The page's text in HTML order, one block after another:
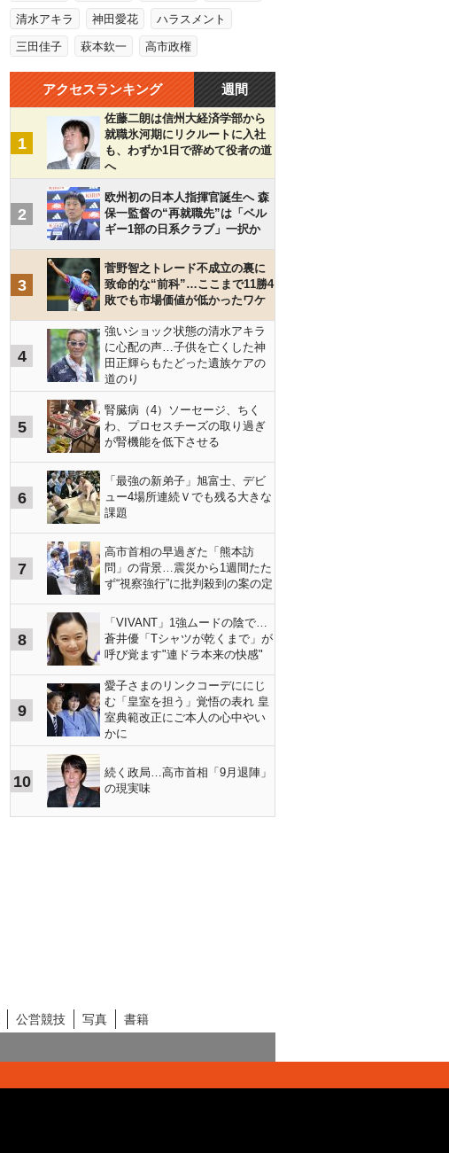
清水アキラ 神田愛花 ハラスメント
三田佳子 萩本欽一 高市政権
アクセスランキング 週間
1
佐藤二朗は信州大経済学部から
就職氷河期にリクルートに入社
も、わずか1日で辞めて役者の道
へ
2
欧州初の日本人指揮官誕生へ 森
保一監督の“再就職先”は「ベル
ギー1部の日系クラブ」一択か
3
菅野智之トレード不成立の裏に
致命的な“前科”…ここまで11勝4
敗でも市場価値が低かったワケ
4
強いショック状態の清水アキラ
に心配の声…子供を亡くした神
田正輝らもたどった遺族ケアの
道のり
5
腎臓病（4）ソーセージ、ちく
わ、プロセスチーズの取り過ぎ
が腎機能を低下させる
6
「最強の新弟子」旭富士、デビ
ュー4場所連続Ｖでも残る大きな
課題
7
高市首相の早過ぎた「熊本訪
問」の背景…震災から1週間たた
ず“視察強行”に批判殺到の案の定
8
「VIVANT」1強ムードの陰で…
蒼井優「Tシャツが乾くまで」が
呼び覚ます"連ドラ本来の快感"
9
愛子さまのリンクコーデににじ
む「皇室を担う」覚悟の表れ 皇
室典範改正にご本人の心中やい
かに
10
続く政局…高市首相「9月退陣」
の現実味
公営競技 写真
書籍